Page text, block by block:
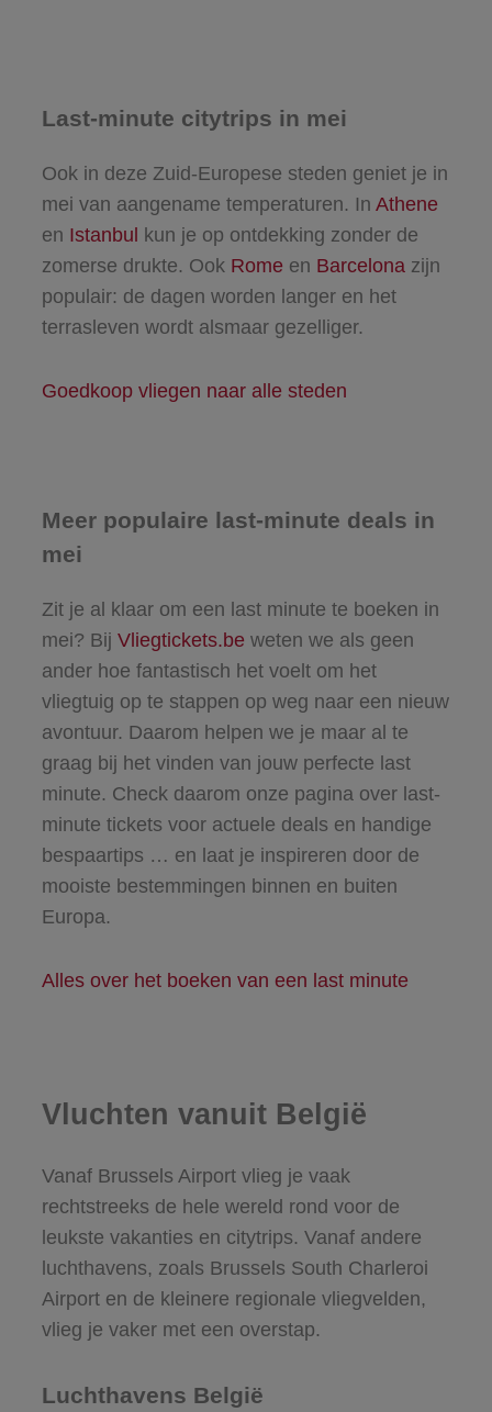
Last-minute citytrips in mei
Ook in deze Zuid-Europese steden geniet je in
mei van aangename temperaturen. In Athene
en Istanbul kun je op ontdekking zonder de
zomerse drukte. Ook Rome en Barcelona zijn
populair: de dagen worden langer en het
terrasleven wordt alsmaar gezelliger.
Goedkoop vliegen naar alle steden
Meer populaire last-minute deals in
mei
Zit je al klaar om een last minute te boeken in
mei? Bij Vliegtickets.be weten we als geen
ander hoe fantastisch het voelt om het
vliegtuig op te stappen op weg naar een nieuw
avontuur. Daarom helpen we je maar al te
graag bij het vinden van jouw perfecte last
minute. Check daarom onze pagina over last-
minute tickets voor actuele deals en handige
bespaartips … en laat je inspireren door de
mooiste bestemmingen binnen en buiten
Europa.
Alles over het boeken van een last minute
Vluchten vanuit België
Vanaf Brussels Airport vlieg je vaak
rechtstreeks de hele wereld rond voor de
leukste vakanties en citytrips. Vanaf andere
luchthavens, zoals Brussels South Charleroi
Airport en de kleinere regionale vliegvelden,
vlieg je vaker met een overstap.
Luchthavens België